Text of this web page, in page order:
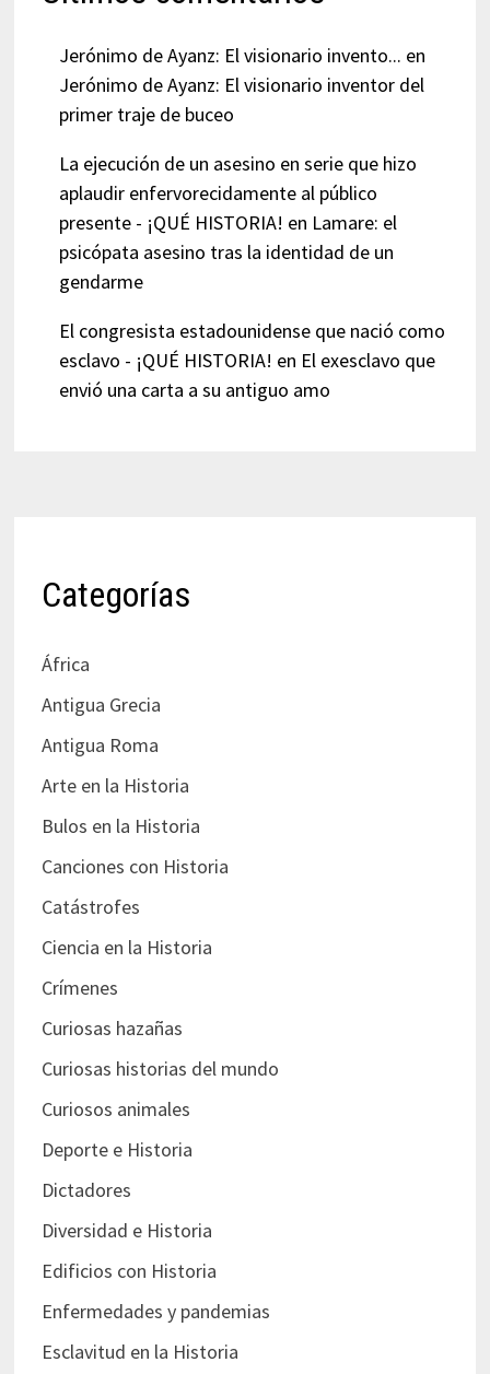
Jerónimo de Ayanz: El visionario invento... en
Jerónimo de Ayanz: El visionario inventor del
primer traje de buceo
La ejecución de un asesino en serie que hizo
aplaudir enfervorecidamente al público
presente - ¡QUÉ HISTORIA! en Lamare: el
psicópata asesino tras la identidad de un
gendarme
El congresista estadounidense que nació como
esclavo - ¡QUÉ HISTORIA! en El exesclavo que
envió una carta a su antiguo amo
Categorías
África
Antigua Grecia
Antigua Roma
Arte en la Historia
Bulos en la Historia
Canciones con Historia
Catástrofes
Ciencia en la Historia
Crímenes
Curiosas hazañas
Curiosas historias del mundo
Curiosos animales
Deporte e Historia
Dictadores
Diversidad e Historia
Edificios con Historia
Enfermedades y pandemias
Esclavitud en la Historia